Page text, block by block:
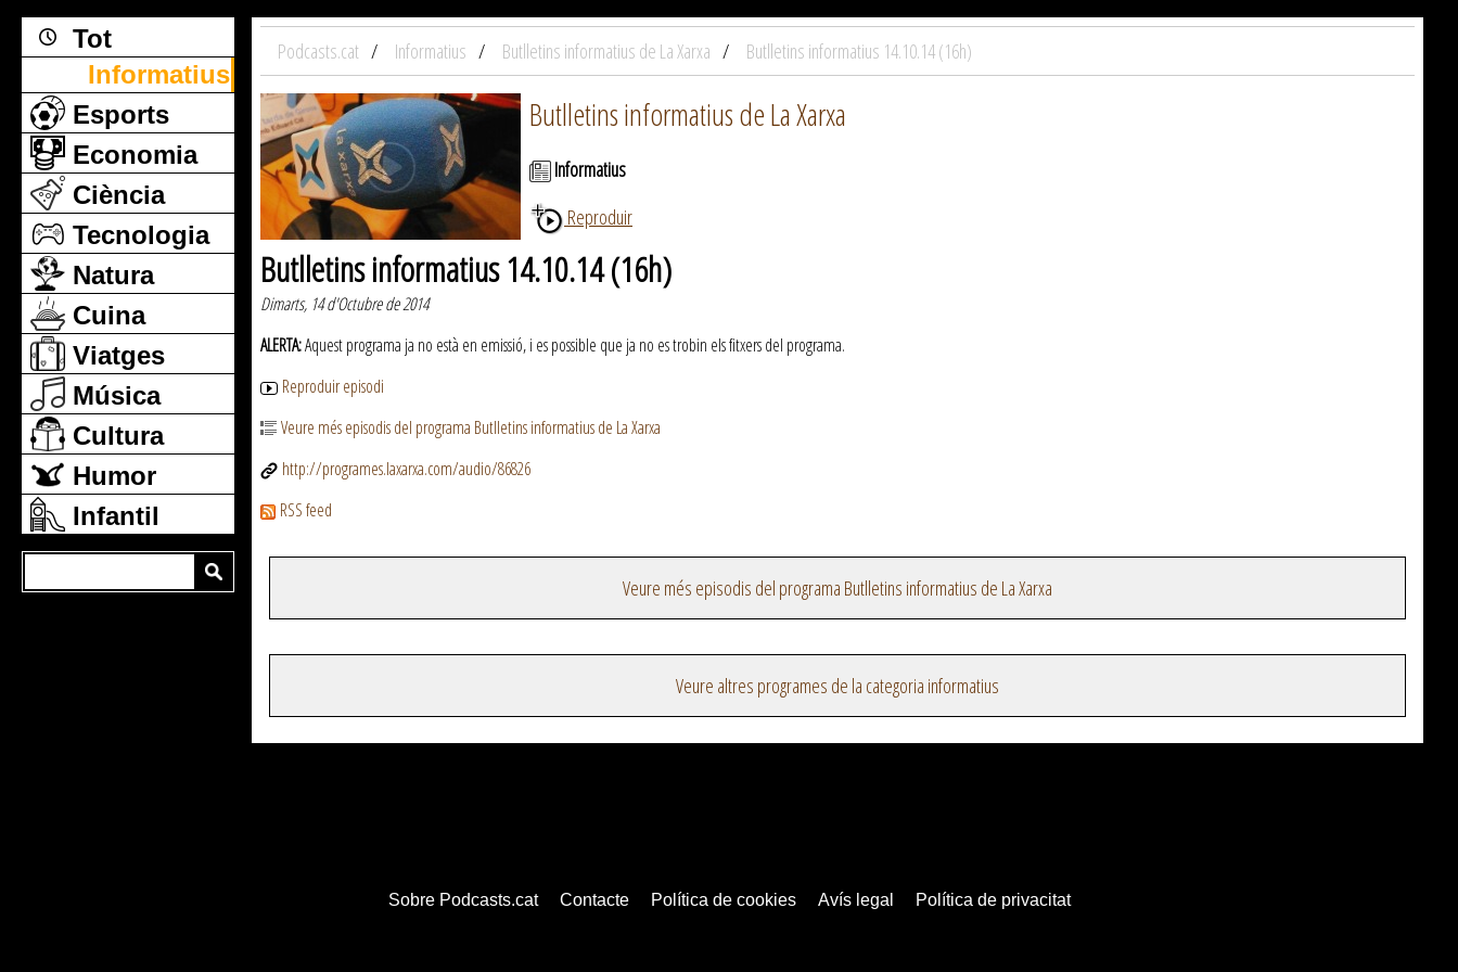
Tot
Informatius
Esports
Economia
Ciència
Tecnologia
Natura
Cuina
Viatges
Música
Cultura
Humor
Infantil
Podcasts.cat Informatius Butlletins informatius de La Xarxa Butlletins informatius 14.10.14 (16h)
Butlletins informatius de La Xarxa
Informatius
Reproduir
Butlletins informatius 14.10.14 (16h)
Dimarts, 14 d'Octubre de 2014
ALERTA:Aquest programa ja no està en emissió, i es possible que ja no es trobin els fitxers del programa.
Reproduir episodi
Veure més episodis del programa Butlletins informatius de La Xarxa
http://programes.laxarxa.com/audio/86826
RSS feed
Veure més episodis del programa Butlletins informatius de La Xarxa
Veure altres programes de la categoria informatius
Sobre Podcasts.cat Contacte Política de cookies Avís legal Política de privacitat